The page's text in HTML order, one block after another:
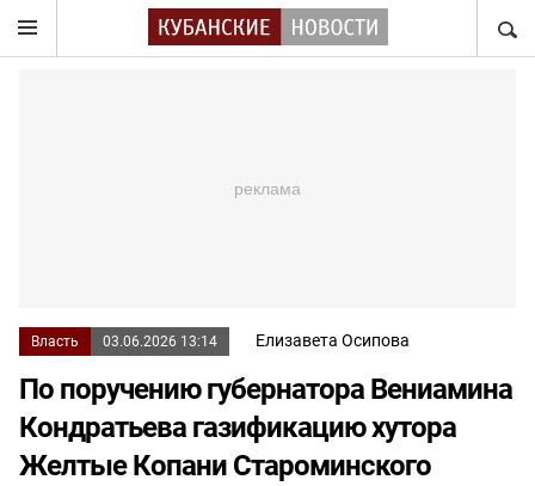
Власть 03.06.2026 13:14 Елизавета Осипова
По поручению губернатора Вениамина
Кондратьева газификацию хутора
Желтые Копани Староминского